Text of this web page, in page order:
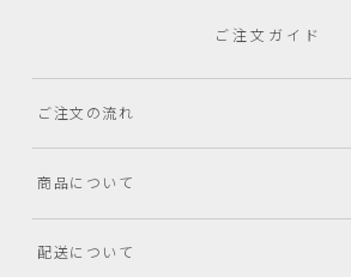
ご注文ガイド
ご注文の流れ
商品について
配送について